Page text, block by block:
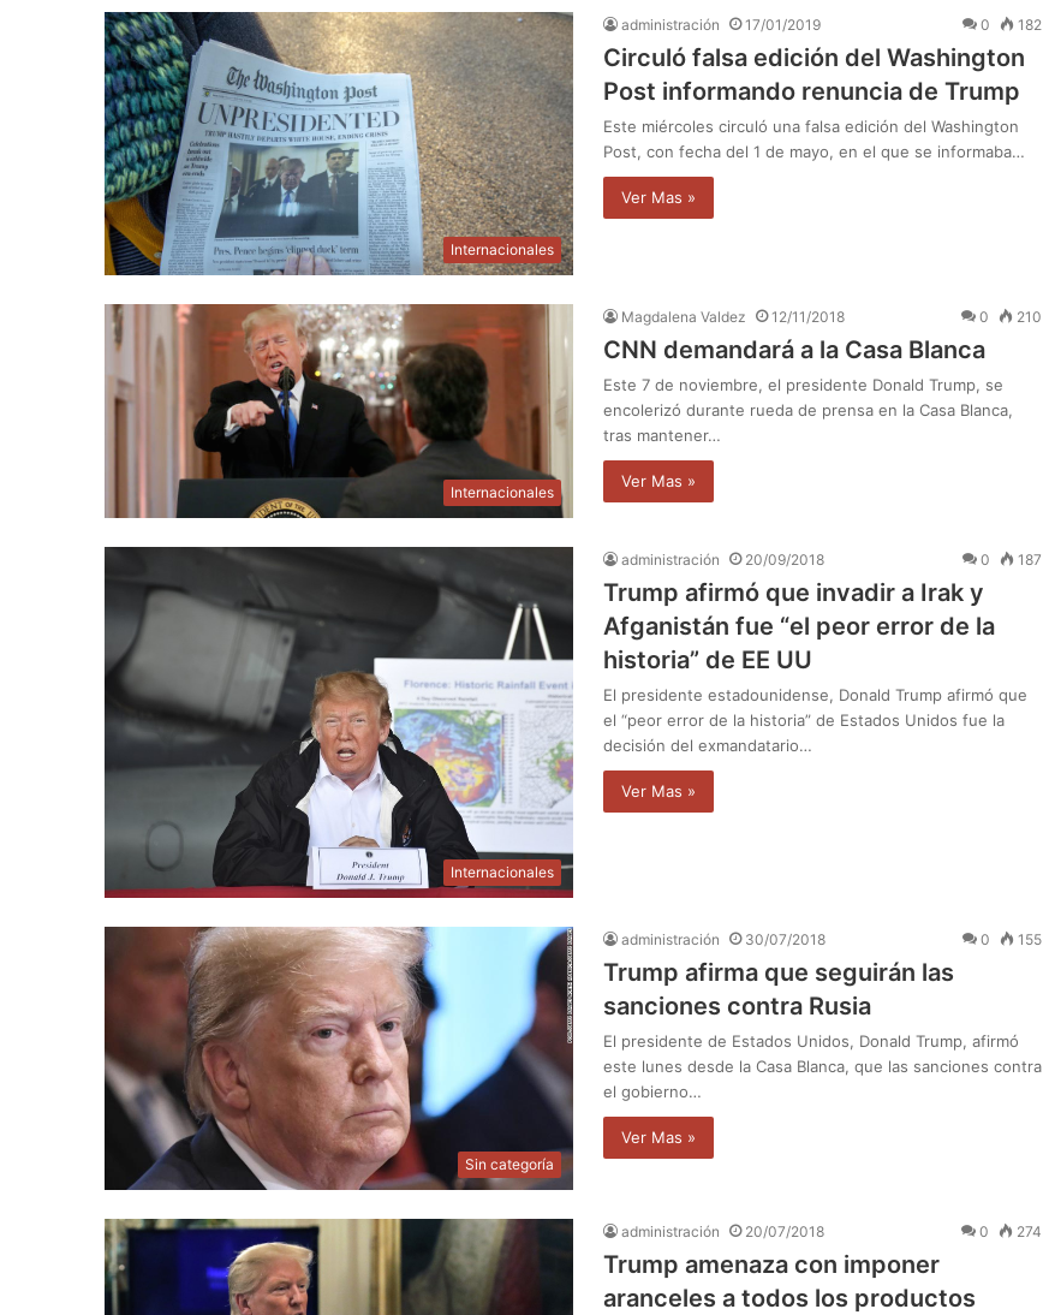
Internacionales
administración 17/01/2019 0 182
Circuló falsa edición del Washington
Post informando renuncia de Trump
Este miércoles circuló una falsa edición del Washington
Post, con fecha del 1 de mayo, en el que se informaba…
Ver Mas »
Internacionales
Magdalena Valdez 12/11/2018 0 210
CNN demandará a la Casa Blanca
Este 7 de noviembre, el presidente Donald Trump, se
encolerizó durante rueda de prensa en la Casa Blanca,
tras mantener…
Ver Mas »
Internacionales
administración 20/09/2018 0 187
Trump afirmó que invadir a Irak y
Afganistán fue “el peor error de la
historia” de EE UU
El presidente estadounidense, Donald Trump afirmó que
el “peor error de la historia” de Estados Unidos fue la
decisión del exmandatario…
Ver Mas »
Sin categoría
administración 30/07/2018 0 155
Trump afirma que seguirán las
sanciones contra Rusia
El presidente de Estados Unidos, Donald Trump, afirmó
este lunes desde la Casa Blanca, que las sanciones contra
el gobierno…
Ver Mas »
administración 20/07/2018 0 274
Trump amenaza con imponer
aranceles a todos los productos